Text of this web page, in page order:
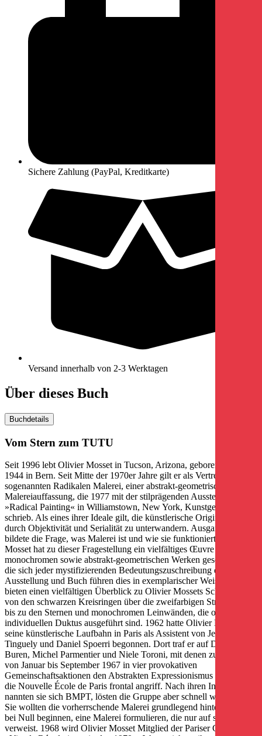
Sichere Zahlung (PayPal, Kreditkarte)
Versand innerhalb von 2-3 Werktagen
Über dieses Buch
Buchdetails
Vom Stern zum TUTU
Seit 1996 lebt Olivier Mosset in Tucson, Arizona, geboren ist er
1944 in Bern. Seit Mitte der 1970er Jahre gilt er als Vertreter der
sogenannten Radikalen Malerei, einer abstrakt-geometrischen
Malereiauffassung, die 1977 mit der stilprägenden Ausstellung
»Radical Painting« in Williamstown, New York, Kunstgeschichte
schrieb. Als eines ihrer Ideale gilt, die künstlerische Originalität
durch Objektivität und ­Serialität zu unterwandern. Ausgangspunkt
bildete die Frage, was Malerei ist und wie sie funktioniert. Olivier
Mosset hat zu dieser Fragestellung ein viel­fältiges Œuvre an
monochromen sowie abstrakt-geometrischen Werken geschaffen,
die sich jeder mystifizierenden Bedeutungs­zuschreibung entziehen.
Ausstellung und Buch führen dies in exemplarischer Weise vor und
­bieten einen vielfältigen Überblick zu Olivier Mossets Schaffen –
von den schwarzen Kreisringen über die zweifarbigen Streifenbilder
bis zu den Sternen und monochromen Leinwänden, die ohne jeden
individuellen Duktus ausgeführt sind. 1962 hatte Olivier Mosset
seine künstlerische Laufbahn in Paris als Assistent von Jean
Tinguely und Daniel Spoerri begonnen. Dort traf er auf ­Daniel
Buren, Michel ­Parmentier und Niele Toroni, mit denen zusammen er
von Januar bis September 1967 in vier provokativen
Gemeinschaftsaktionen den Abstrakten Expressionismus und damit
die Nouvelle École de Paris frontal angriff. Nach ihren Initialen
nannten sie sich BMPT, lösten die Gruppe aber schnell wieder auf.
Sie wollten die vorherrschende Malerei grundlegend hinterfragen,
bei Null beginnen, eine Malerei for­mulieren, die nur auf sich selbst
verweist. 1968 wird Olivier Mosset Mitglied der Pariser Gruppe